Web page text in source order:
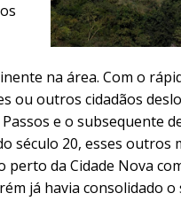
na área. Com o
outros cidadãos
e o subsequente
século 20, esses outros
perto da Cidade Nova
já havia consolidado